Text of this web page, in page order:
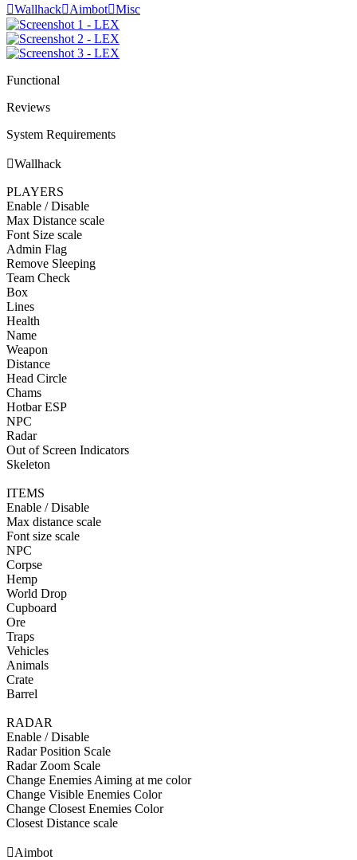
WallhackAimbotMisc
Functional
Reviews
System Requirements
Wallhack
PLAYERS
Enable / Disable
Max Distance scale
Font Size scale
Admin Flag
Remove Sleeping
Team Check
Box
Lines
Health
Name
Weapon
Distance
Head Circle
Chams
Hotbar ESP
NPC
Radar
Out of Screen Indicators
Skeleton
ITEMS
Enable / Disable
Max distance scale
Font size scale
NPC
Corpse
Hemp
World Drop
Cupboard
Ore
Traps
Vehicles
Animals
Crate
Barrel
RADAR
Enable / Disable
Radar Position Scale
Radar Zoom Scale
Change Enemies Aiming at me color
Change Visible Enemies Color
Change Closest Enemies Color
Closest Distance scale
Aimbot